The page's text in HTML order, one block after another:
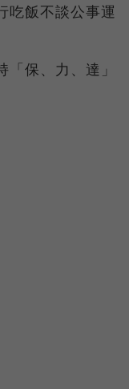
吃飯不談公事運
保、力、達」